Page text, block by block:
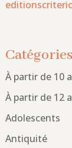
Catégories
À partir de 10
À partir de 12
Adolescents
Antiquité